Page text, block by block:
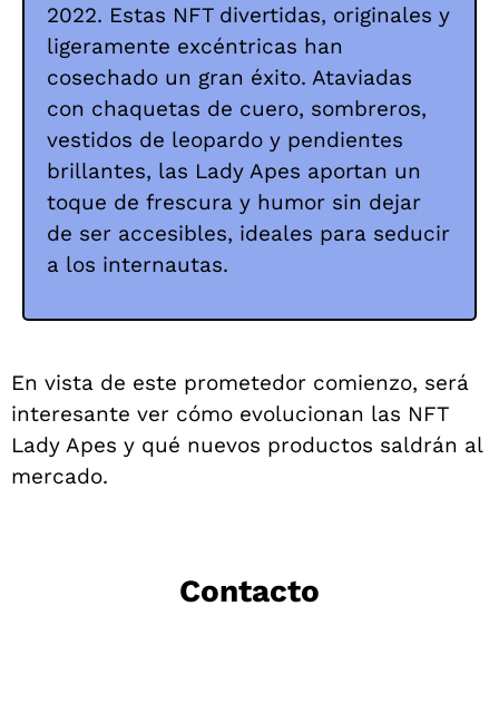
2022. Estas NFT divertidas, originales y
ligeramente excéntricas han
cosechado un gran éxito. Ataviadas
con chaquetas de cuero, sombreros,
vestidos de leopardo y pendientes
brillantes, las Lady Apes aportan un
toque de frescura y humor sin dejar
de ser accesibles, ideales para seducir
a los internautas.
En vista de este prometedor comienzo, será
interesante ver cómo evolucionan las NFT
Lady Apes y qué nuevos productos saldrán al
mercado.
Contacto